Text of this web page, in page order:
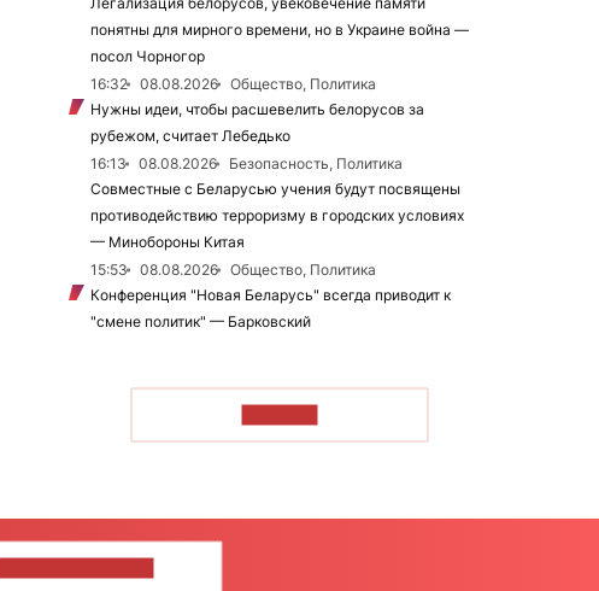
понятны для мирного времени, но в Украине война —
посол Чорногор
16:32
08.08.2026
Общество, Политика
Нужны идеи, чтобы расшевелить белорусов за
рубежом, считает Лебедько
16:13
08.08.2026
Безопасность, Политика
Совместные с Беларусью учения будут посвящены
противодействию терроризму в городских условиях
— Минобороны Китая
15:53
08.08.2026
Общество, Политика
Конференция "Новая Беларусь" всегда приводит к
"смене политик" — Барковский